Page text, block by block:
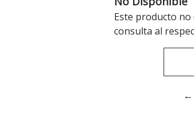
Este producto
consulta al
←